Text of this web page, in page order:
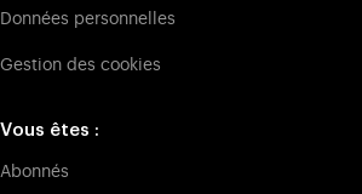
Données personnelles
Gestion des cookies
Vous êtes :
Abonnés